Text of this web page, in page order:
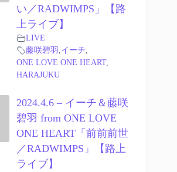
い／RADWIMPS」【路
上ライブ】
LIVE
藤咲碧羽 イーチ
ONE LOVE ONE HEART,
HARAJUKU
2024.4.6 – イーチ＆藤咲
碧羽 from ONE LOVE
ONE HEART「前前前世
／RADWIMPS」【路上
ライブ】